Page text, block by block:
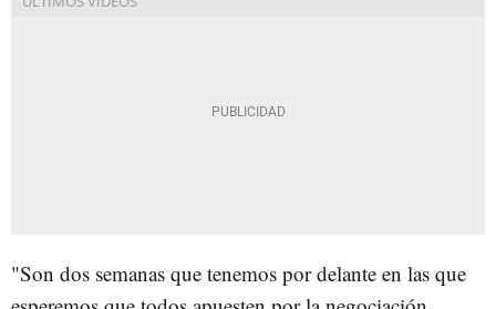
"Son dos semanas que tenemos por delante en las que